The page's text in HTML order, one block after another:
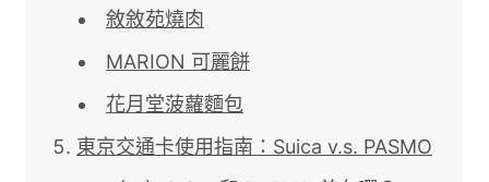
敘敘苑燒肉
MARION 可麗餅
花月堂菠蘿麵包
東京交通卡使用指南：Suica v.s. PASMO